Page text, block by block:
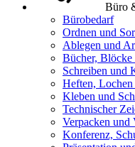
Büro
Bürobedarf
Ordnen und
Ablegen und
Bücher,
Schreiben und
Heften,
Kleben und
Technischer
Verpacken und
Konferenz,